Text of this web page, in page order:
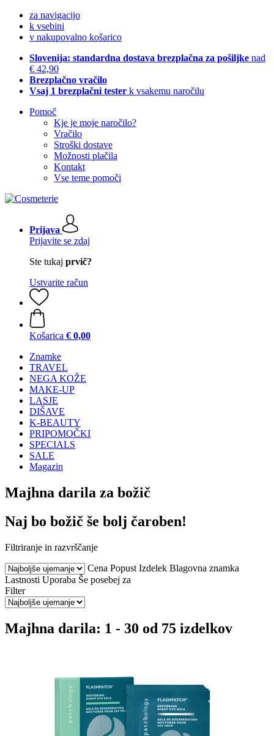
za navigacijo
k vsebini
v nakupovalno košarico
Slovenija: standardna dostava brezplačna za pošiljke nad
€ 42,90
Brezplačno vračilo
Vsaj 1 brezplačni tester k vsakemu naročilu
Pomoč
Kje je moje naročilo?
Vračilo
Stroški dostave
Možnosti plačila
Kontakt
Vse teme pomoči
Prijava
Prijavite se zdaj
Ste tukaj prvič?
Ustvarite račun
Košarica € 0,00
Znamke
TRAVEL
NEGA KOŽE
MAKE-UP
LASJE
DIŠAVE
K-BEAUTY
PRIPOMOČKI
SPECIALS
SALE
Magazin
Majhna darila za božič
Naj bo božič še bolj čaroben!
Filtriranje in razvrščanje
Cena Popust Izdelek Blagovna znamka
Lastnosti Uporaba Še posebej za
Filter
Majhna darila: 1 - 30 od 75 izdelkov